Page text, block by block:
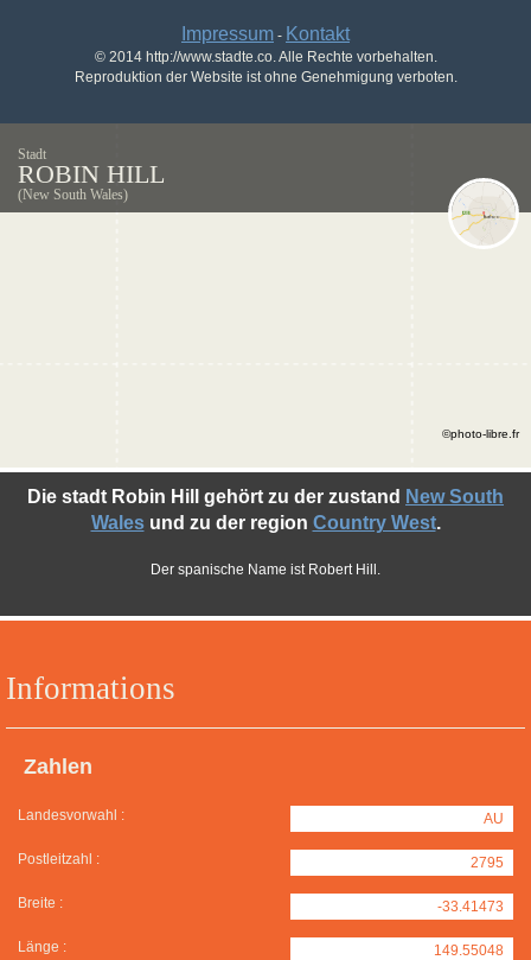
Impressum - Kontakt
© 2014 http://www.stadte.co. Alle Rechte vorbehalten.
Reproduktion der Website ist ohne Genehmigung verboten.
Stadt
ROBIN HILL
(New South Wales)
Informations
Zahlen
Landesvorwahl : AU
Postleitzahl : 2795
Breite : -33.41473
Länge : 149.55048
Die stadt Robin Hill gehört zu der zustand New South
Walesund zu der region Country West.
Der spanische Name ist Robert Hill.
©photo-libre.fr